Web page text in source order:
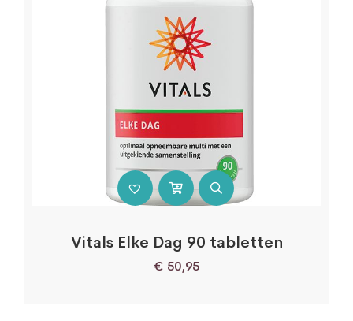
Vitals Elke Dag 90 tabletten
€ 50,95